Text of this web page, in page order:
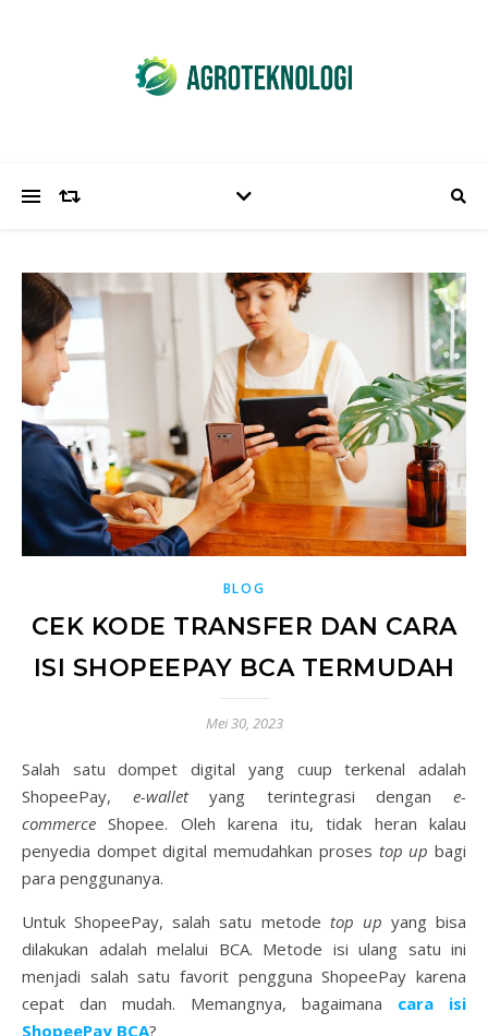
BLOG
CEK KODE TRANSFER DAN CARA
ISI SHOPEEPAY BCA TERMUDAH
Mei 30, 2023
Salah satu dompet digital yang cuup terkenal adalah
ShopeePay, e-walletyang terintegrasi dengane-
commerce Shopee. Oleh karena itu, tidak heran kalau
penyedia dompet digital memudahkan proses top up bagi
para penggunanya.
Untuk ShopeePay, salah satu metode top up yang bisa
dilakukan adalah melalui BCA. Metode isi ulang satu ini
menjadi salah satu favorit pengguna ShopeePay karena
cepat dan mudah. Memangnya, bagaimana cara isi
ShopeePay BCA?